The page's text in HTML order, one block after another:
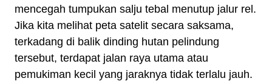
mencegah tumpukan salju tebal menutup jalur rel.
Jika kita melihat peta satelit secara saksama,
terkadang di balik dinding hutan pelindung
tersebut, terdapat jalan raya utama atau
pemukiman kecil yang jaraknya tidak terlalu jauh.